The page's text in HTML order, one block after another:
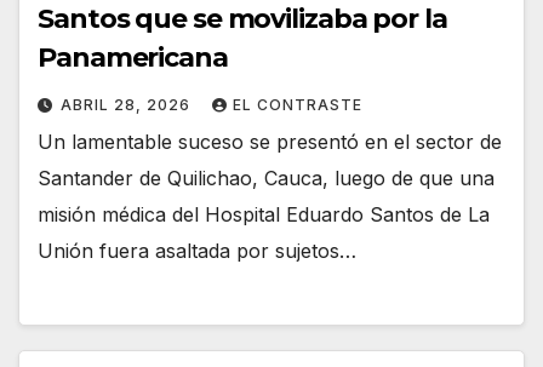
Santos que se movilizaba por la
Panamericana
ABRIL 28, 2026 EL CONTRASTE
Un lamentable suceso se presentó en el sector de
Santander de Quilichao, Cauca, luego de que una
misión médica del Hospital Eduardo Santos de La
Unión fuera asaltada por sujetos…